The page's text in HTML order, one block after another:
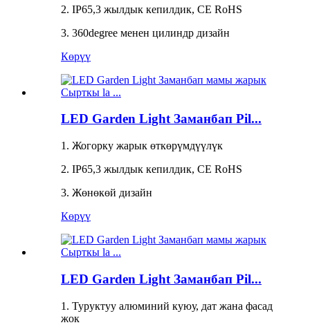
2. IP65,3 жылдык кепилдик, CE RoHS
3. 360degree менен цилиндр дизайн
Көрүү
LED Garden Light Заманбап Pil...
1. Жогорку жарык өткөрүмдүүлүк
2. IP65,3 жылдык кепилдик, CE RoHS
3. Жөнөкөй дизайн
Көрүү
LED Garden Light Заманбап Pil...
1. Туруктуу алюминий куюу, дат жана фасад
жок